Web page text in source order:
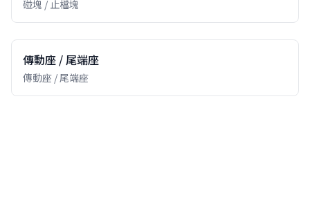
碰塊 / 止檔塊
傳動座 / 尾端座
傳動座 / 尾端座